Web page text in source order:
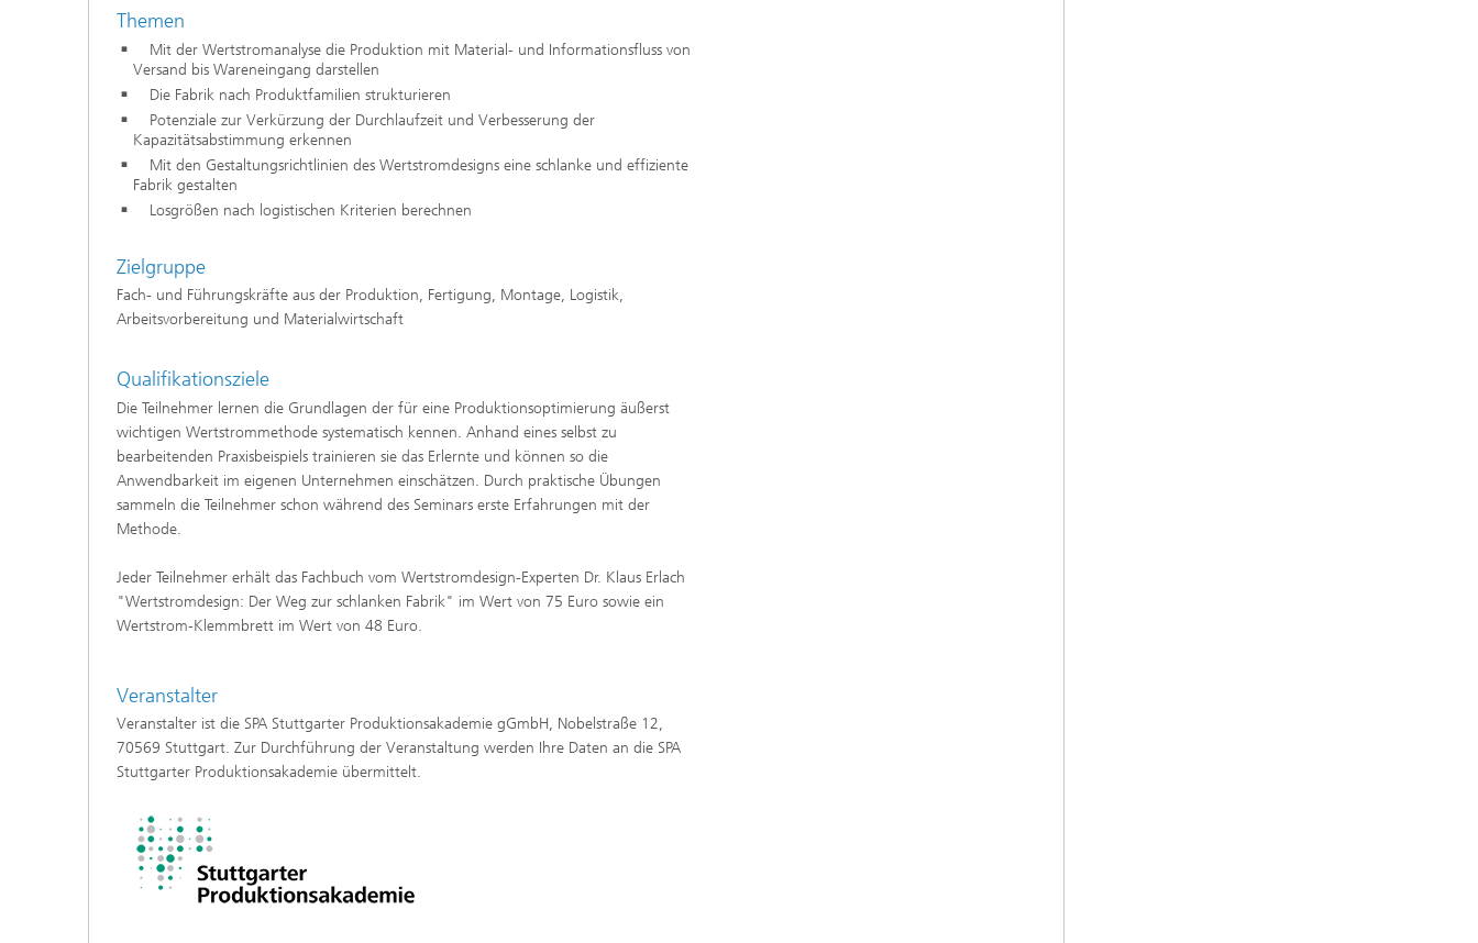
Themen
Mit der Wertstromanalyse die Produktion mit Material- und Informationsfluss von
Versand bis Wareneingang darstellen
Die Fabrik nach Produktfamilien strukturieren
Potenziale zur Verkürzung der Durchlaufzeit und Verbesserung der
Kapazitätsabstimmung erkennen
Mit den Gestaltungsrichtlinien des Wertstromdesigns eine schlanke und effiziente
Fabrik gestalten
Losgrößen nach logistischen Kriterien berechnen
Zielgruppe
Fach- und Führungskräfte aus der Produktion, Fertigung, Montage, Logistik,
Arbeitsvorbereitung und Materialwirtschaft
Qualifikationsziele
Die Teilnehmer lernen die Grundlagen der für eine Produktionsoptimierung äußerst
wichtigen Wertstrommethode systematisch kennen. Anhand eines selbst zu
bearbeitenden Praxisbeispiels trainieren sie das Erlernte und können so die
Anwendbarkeit im eigenen Unternehmen einschätzen. Durch praktische Übungen
sammeln die Teilnehmer schon während des Seminars erste Erfahrungen mit der
Methode.
Jeder Teilnehmer erhält das Fachbuch vom Wertstromdesign-Experten Dr. Klaus Erlach
"Wertstromdesign: Der Weg zur schlanken Fabrik" im Wert von 75 Euro sowie ein
Wertstrom-Klemmbrett im Wert von 48 Euro.
Veranstalter
Veranstalter ist die SPA Stuttgarter Produktionsakademie gGmbH, Nobelstraße 12,
70569 Stuttgart. Zur Durchführung der Veranstaltung werden Ihre Daten an die SPA
Stuttgarter Produktionsakademie übermittelt.